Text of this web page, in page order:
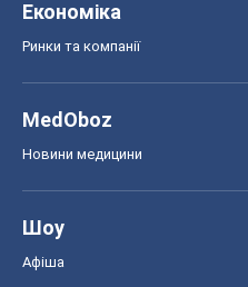
Економіка
Ринки та компанії
MedOboz
Новини медицини
Шоу
Афіша